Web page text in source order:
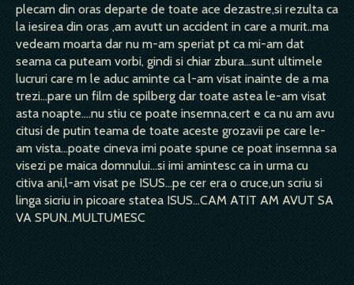
plecam din oras departe de toate ace dezastre,si rezulta ca
la iesirea din oras ,am avutt un accident in care a murit..ma
vedeam moarta dar nu m-am speriat pt ca mi-am dat
seama ca puteam vorbi, gindi si chiar zbura...sunt ultimele
lucruri care m le aduc aminte ca l-am visat inainte de a ma
trezi...pare un film de spilberg dar toate astea le-am visat
asta noapte....nu stiu ce poate insemna,cert e ca nu am avu
citusi de putin teama de toate aceste grozavii pe care le-
am vista...poate cineva imi poate spune ce poat insemna sa
visezi pe maica domnului...si imi amintesc ca in urma cu
citiva ani,l-am visat pe ISUS...pe cer era o cruce,un scriu si
linga sicriu in picoare statea ISUS...CAM ATIT AM AVUT SA
VA SPUN..MULTUMESC